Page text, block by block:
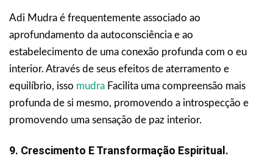
Adi Mudra é frequentemente associado ao
aprofundamento da autoconsciência e ao
estabelecimento de uma conexão profunda com o eu
interior. Através de seus efeitos de aterramento e
equilíbrio, isso mudra Facilita uma compreensão mais
profunda de si mesmo, promovendo a introspecção e
promovendo uma sensação de paz interior.
9. Crescimento E Transformação Espiritual.